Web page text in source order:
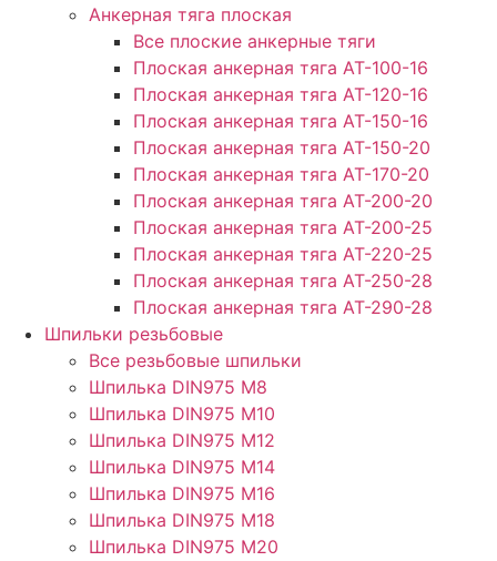
Анкерная тяга плоская
Все плоские анкерные тяги
Плоская анкерная тяга АТ-100-16
Плоская анкерная тяга АТ-120-16
Плоская анкерная тяга АТ-150-16
Плоская анкерная тяга АТ-150-20
Плоская анкерная тяга АТ-170-20
Плоская анкерная тяга АТ-200-20
Плоская анкерная тяга АТ-200-25
Плоская анкерная тяга АТ-220-25
Плоская анкерная тяга АТ-250-28
Плоская анкерная тяга АТ-290-28
Шпильки резьбовые
Все резьбовые шпильки
Шпилька DIN975 М8
Шпилька DIN975 М10
Шпилька DIN975 М12
Шпилька DIN975 М14
Шпилька DIN975 М16
Шпилька DIN975 М18
Шпилька DIN975 М20